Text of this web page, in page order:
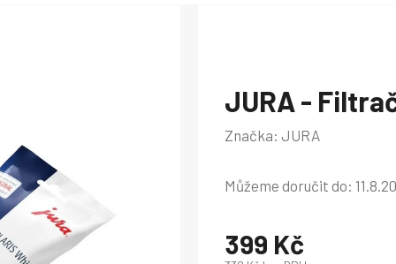
JURA -
Značka: JURA
399 Kč
Můžeme doručit do: